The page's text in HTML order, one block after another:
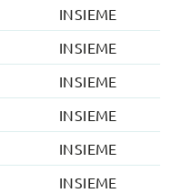
INSIEME
INSIEME
INSIEME
INSIEME
INSIEME
INSIEME